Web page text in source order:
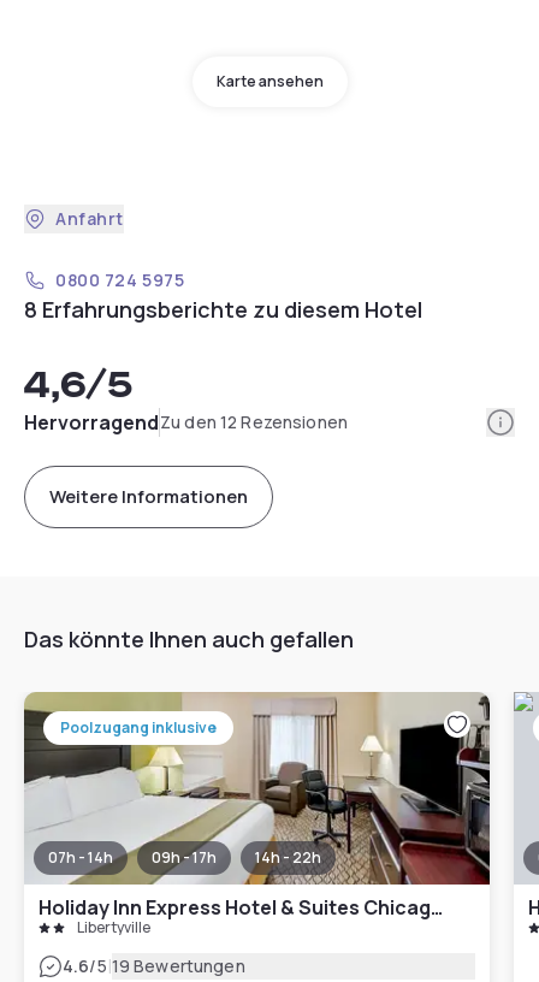
Karte ansehen
Anfahrt
0800 724 5975
8 Erfahrungsberichte zu diesem Hotel
4,6/5
HervorragendZu den 12 Rezensionen
Weitere Informationen
Das könnte Ihnen auch gefallen
Poolzugang inklusive
07h - 14h 09h - 17h 14h - 22h
Holiday Inn Express Hotel & Suites Chicago-Libertyville
Libertyville
4.6/5|19 Bewertungen